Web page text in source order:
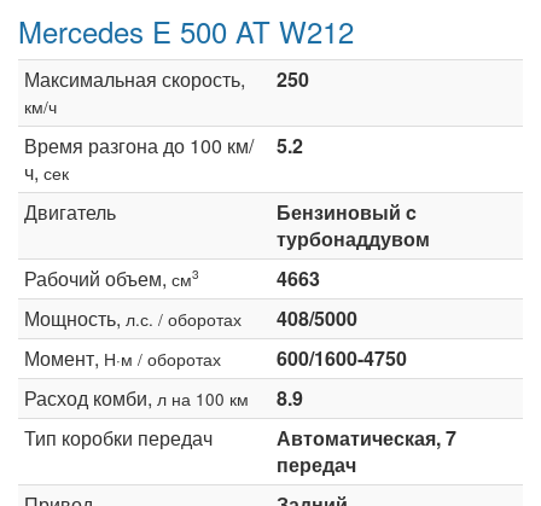
Mercedes E 500 AT W212
Максимальная скорость,
км/ч
250
Время разгона до 100 км/
ч, сек
5.2
Двигатель
Бензиновый c
турбонаддувом
Рабочий объем, см3
4663
Мощность, л.с. / оборотах
408/5000
Момент, Н·м / оборотах
600/1600-4750
Расход комби, л на 100 км
8.9
Тип коробки передач
Автоматическая, 7
передач